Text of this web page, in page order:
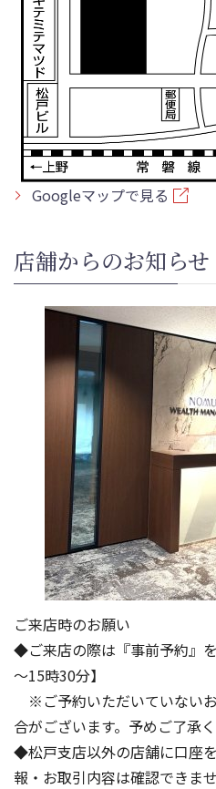
Googleマップで見る
店舗からのお知らせ
ご来店時のお願い
◆ご来店の際は『事前予約』
～15時30分】
※ご予約いただいていない
合がございます。予めご了承く
◆松戸支店以外の店舗に口座
報・お取引内容は確認できま